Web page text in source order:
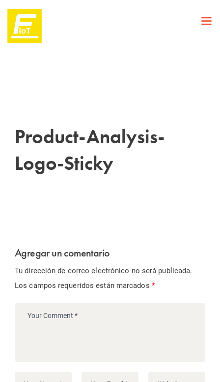
Product-Analysis-
Logo-Sticky
Agregar un comentario
Tu dirección de correo electrónico no será publicada.
Los campos requeridos están marcados *